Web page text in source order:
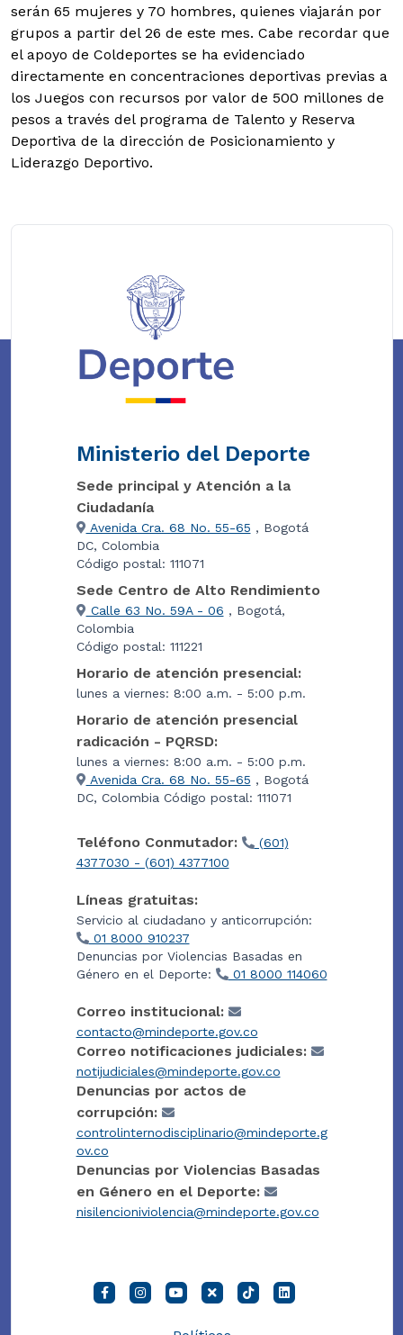
serán 65 mujeres y 70 hombres, quienes viajarán por
grupos a partir del 26 de este mes. Cabe recordar que
el apoyo de Coldeportes se ha evidenciado
directamente en concentraciones deportivas previas a
los Juegos con recursos por valor de 500 millones de
pesos a través del programa de Talento y Reserva
Deportiva de la dirección de Posicionamiento y
Liderazgo Deportivo.
Ministerio del Deporte
Sede principal y Atención a la
Ciudadanía
Avenida Cra. 68 No. 55-65 , Bogotá
DC, Colombia
Código postal: 111071
Sede Centro de Alto Rendimiento
Calle 63 No. 59A - 06 , Bogotá,
Colombia
Código postal: 111221
Horario de atención presencial:
lunes a viernes: 8:00 a.m. - 5:00 p.m.
Horario de atención presencial
radicación - PQRSD:
lunes a viernes: 8:00 a.m. - 5:00 p.m.
Avenida Cra. 68 No. 55-65 , Bogotá
DC, Colombia Código postal: 111071
Teléfono Conmutador:
(601)
4377030 - (601) 4377100
Líneas gratuitas:
Servicio al ciudadano y anticorrupción:
01 8000 910237
Denuncias por Violencias Basadas en
Género en el Deporte:
01 8000 114060
Correo institucional:
contacto@mindeporte.gov.co
Correo notificaciones judiciales:
notijudiciales@mindeporte.gov.co
Denuncias por actos de
corrupción:
controlinternodisciplinario@mindeporte.g
ov.co
Denuncias por Violencias Basadas
en Género en el Deporte:
nisilencioniviolencia@mindeporte.gov.co